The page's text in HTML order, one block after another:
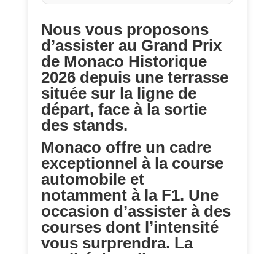
Nous vous proposons
d’assister au Grand Prix
de Monaco Historique
2026 depuis une terrasse
située sur la ligne de
départ, face à la sortie
des stands.
Monaco offre un cadre
exceptionnel à la course
automobile et
notamment à la F1. Une
occasion d’assister à des
courses dont l’intensité
vous surprendra. La